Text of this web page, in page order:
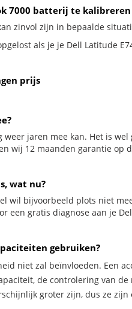
7000 batterij te
zinvol zijn in bepaalde
als je je Dell Latitude
prijs
jaren mee kan. Het is
12 maanden garantie op
wat nu?
wil bijvoorbeeld plots niet
een gratis diagnose aan je
gebruiken?
niet zal beïnvloeden. Een
de controlering van de
groter zijn, dus ze